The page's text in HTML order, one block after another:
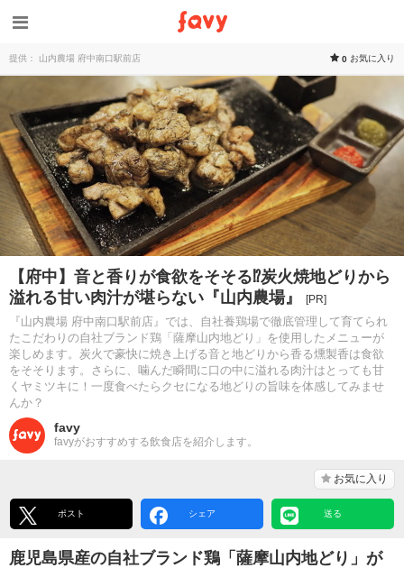
提供： 山内農場 府中南口駅前店 0 お気に入り
【府中】音と香りが食欲をそそる⁉︎炭火焼地どりから
溢れる甘い肉汁が堪らない『山内農場』
[PR]
『山内農場 府中南口駅前店』では、自社養鶏場で徹底管理して育てられ
たこだわりの自社ブランド鶏「薩摩山内地どり」を使用したメニューが
楽しめます。炭火で豪快に焼き上げる音と地どりから香る燻製香は食欲
をそそります。さらに、噛んだ瞬間に口の中に溢れる肉汁はとっても甘
くヤミツキに！一度食べたらクセになる地どりの旨味を体感してみませ
んか？
favy
favyがおすすめする飲食店を紹介します。
お気に入り
ポスト シェア 送る
鹿児島県産の自社ブランド鶏「薩摩山内地どり」が